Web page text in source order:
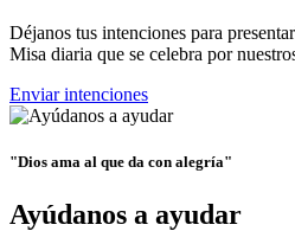
Déjanos tus intenciones para
Misa diaria que se celebra por
Enviar intenciones
"Dios ama al que da con alegría"
Ayúdanos a ayudar